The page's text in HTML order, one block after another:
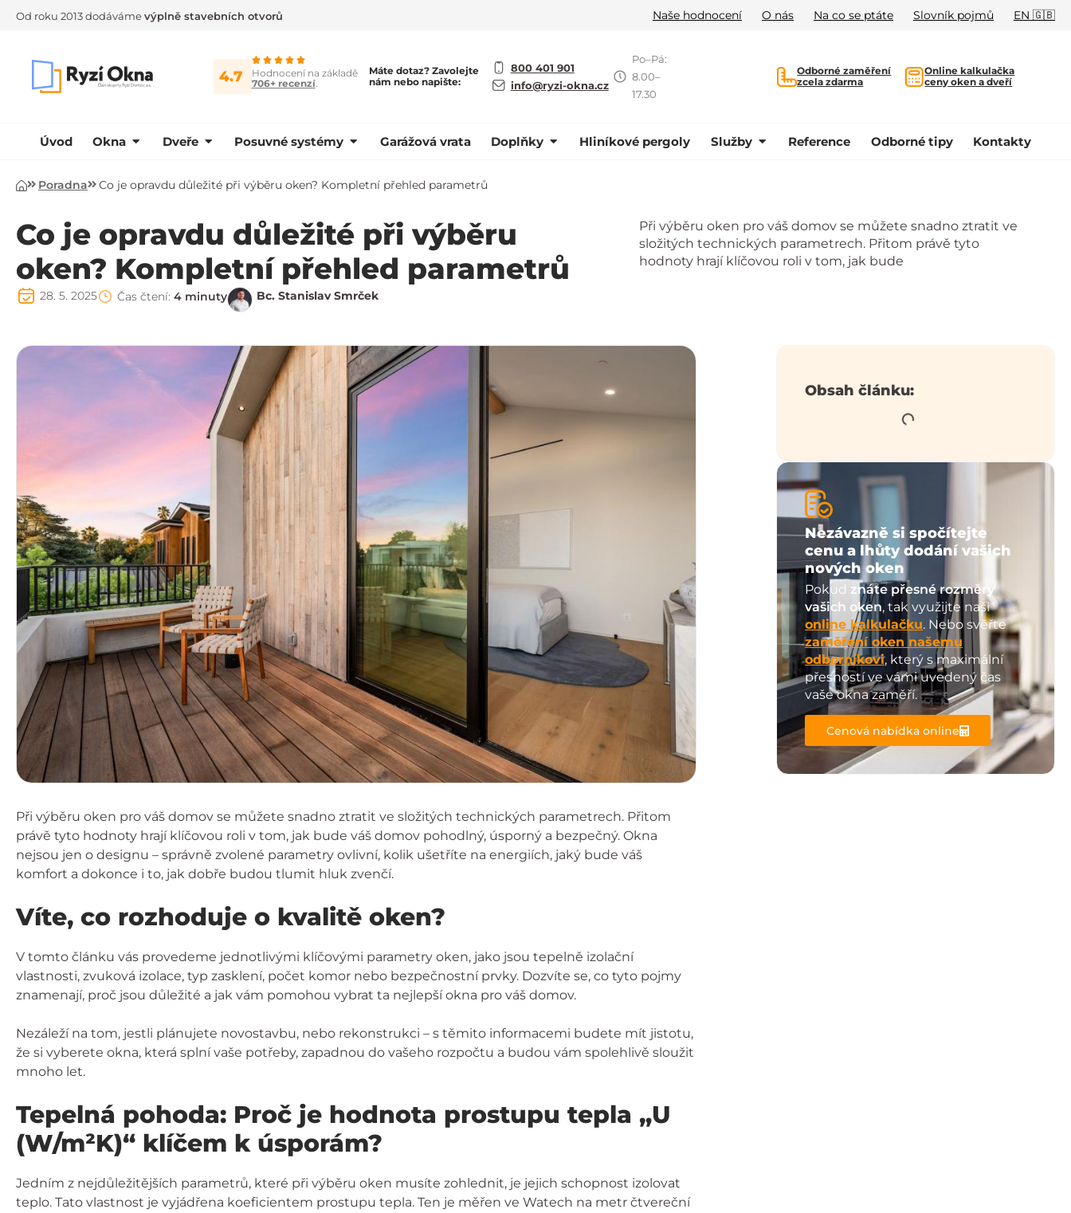
Od roku 2013 dodávámevýplně stavebních otvorů Naše hodnocení O nás Na co se ptáte Slovník pojmů EN 🇬🇧
4.7
Hodnocení na základě
706+ recenzí.
Máte dotaz? Zavolejte
nám nebo napište:
800 401 901
info@ryzi-okna.cz
Po–Pá:
8.00–
17.30
Odborné zaměření
zcela zdarma
Online kalkulačka
ceny oken a dveří
Úvod Okna Dveře Posuvné systémy Garážová vrata Doplňky Hliníkové pergoly Služby Reference Odborné tipy Kontakty
Úvod
Poradna Co je opravdu důležité při výběru oken? Kompletní přehled parametrů
Co je opravdu důležité při výběru
oken? Kompletní přehled parametrů
28. 5. 2025 Čas čtení: 4 minuty Bc. Stanislav Smrček
Při výběru oken pro váš domov se můžete snadno ztratit ve
složitých technických parametrech. Přitom právě tyto
hodnoty hrají klíčovou roli v tom, jak bude
Při výběru oken pro váš domov se můžete snadno ztratit ve složitých technických parametrech. Přitom
právě tyto hodnoty hrají klíčovou roli v tom, jak bude váš domov pohodlný, úsporný a bezpečný. Okna
nejsou jen o designu – správně zvolené parametry ovlivní, kolik ušetříte na energiích, jaký bude váš
komfort a dokonce i to, jak dobře budou tlumit hluk zvenčí.
Víte, co rozhoduje o kvalitě oken?
V tomto článku vás provedeme jednotlivými klíčovými parametry oken, jako jsou tepelně izolační
vlastnosti, zvuková izolace, typ zasklení, počet komor nebo bezpečnostní prvky. Dozvíte se, co tyto pojmy
znamenají, proč jsou důležité a jak vám pomohou vybrat ta nejlepší okna pro váš domov.
Nezáleží na tom, jestli plánujete novostavbu, nebo rekonstrukci – s těmito informacemi budete mít jistotu,
že si vyberete okna, která splní vaše potřeby, zapadnou do vašeho rozpočtu a budou vám spolehlivě sloužit
mnoho let.
Tepelná pohoda: Proč je hodnota prostupu tepla „U
(W/m²K)“ klíčem k úsporám?
Jedním z nejdůležitějších parametrů, které při výběru oken musíte zohlednit, je jejich schopnost izolovat
teplo. Tato vlastnost je vyjádřena koeficientem prostupu tepla. Ten je měřen ve Watech na metr čtvereční
Obsah článku:
Nezávazně si spočítejte
cenu a lhůty dodání vašich
nových oken
Pokud znáte přesné rozměry
vašich oken, tak využijte naši
online kalkulačku. Nebo svěřte
zaměření oken našemu
odborníkovi, který s maximální
přesností ve vámi uvedený čas
vaše okna zaměří.
Cenová nabídka online